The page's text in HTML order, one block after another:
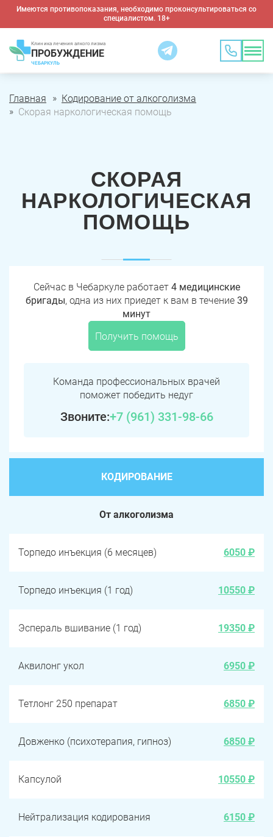
Имеются противопоказания, необходимо проконсультироваться со
специалистом. 18+
Клиника лечения алкоголизма
ПРОБУЖДЕНИЕ
ЧЕБАРКУЛЬ
Главная
Кодирование от алкоголизма
Скорая наркологическая помощь
СКОРАЯ
НАРКОЛОГИЧЕСКАЯ
ПОМОЩЬ
Сейчас в Чебаркуле работает 4 медицинские
бригады, одна из них приедет к вам в течение 39
минут
Получить помощь
Команда профессиональных врачей
поможет победить недуг
Звоните:+7 (961) 331-98-66
КОДИРОВАНИЕ
От алкоголизма
Торпедо инъекция (6 месяцев) 6050 ₽
Торпедо инъекция (1 год) 10550 ₽
Эспераль вшивание (1 год) 19350 ₽
Аквилонг укол 6950 ₽
Тетлонг 250 препарат 6850 ₽
Довженко (психотерапия, гипноз) 6850 ₽
Капсулой 10550 ₽
Нейтрализация кодирования 6150 ₽